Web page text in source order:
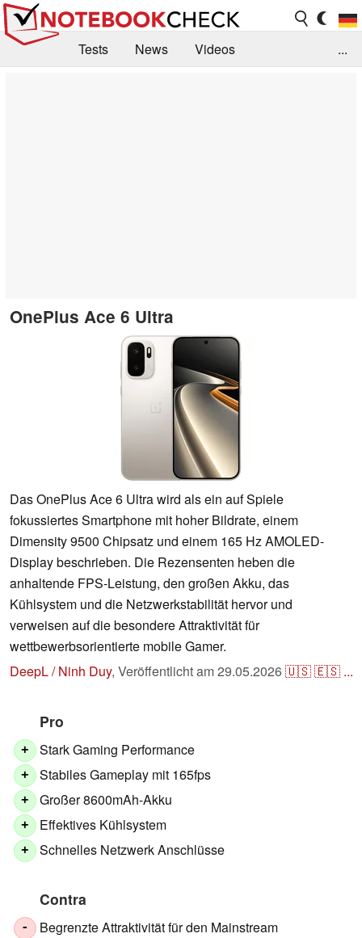
Tests News
Videos
...
OnePlus Ace 6 Ultra
Das OnePlus Ace 6 Ultra wird als ein auf Spiele
fokussiertes Smartphone mit hoher Bildrate, einem
Dimensity 9500 Chipsatz und einem 165 Hz AMOLED-
Display beschrieben. Die Rezensenten heben die
anhaltende FPS-Leistung, den großen Akku, das
Kühlsystem und die Netzwerkstabilität hervor und
verweisen auf die besondere Attraktivität für
wettbewerbsorientierte mobile Gamer.
DeepL / Ninh Duy, Veröffentlicht am29.05.2026🇺🇸🇪🇸 ...
Pro
+ Stark Gaming Performance
+ Stabiles Gameplay mit 165fps
+ Großer 8600mAh-Akku
+ Effektives Kühlsystem
+ Schnelles Netzwerk Anschlüsse
Contra
- Begrenzte Attraktivität für den Mainstream